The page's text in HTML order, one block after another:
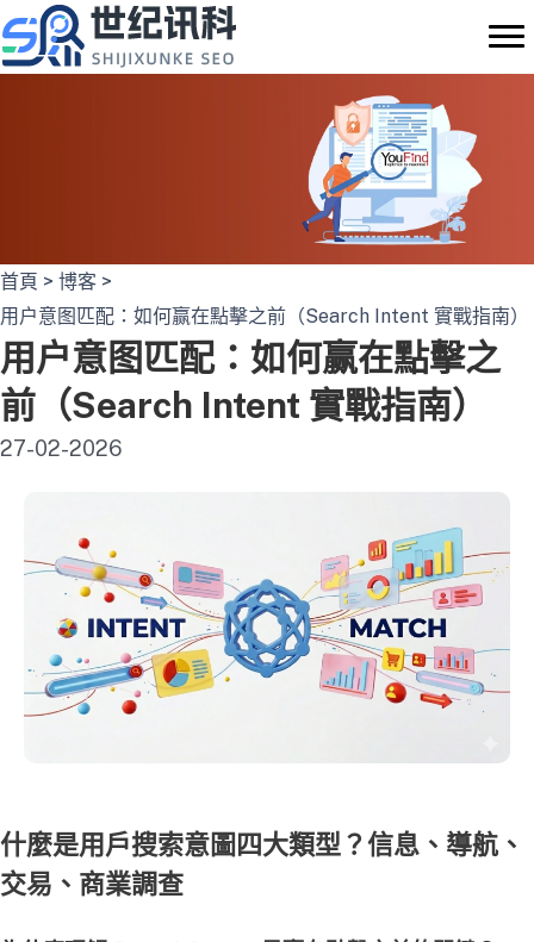
to
content
首頁 > 博客 >
用户意图匹配：如何赢在點擊之前（Search Intent 實戰指南）
用户意图匹配：如何赢在點擊之
前（Search Intent 實戰指南）
27-02-2026
什麼是用戶搜索意圖四大類型？信息、導航、
交易、商業調查